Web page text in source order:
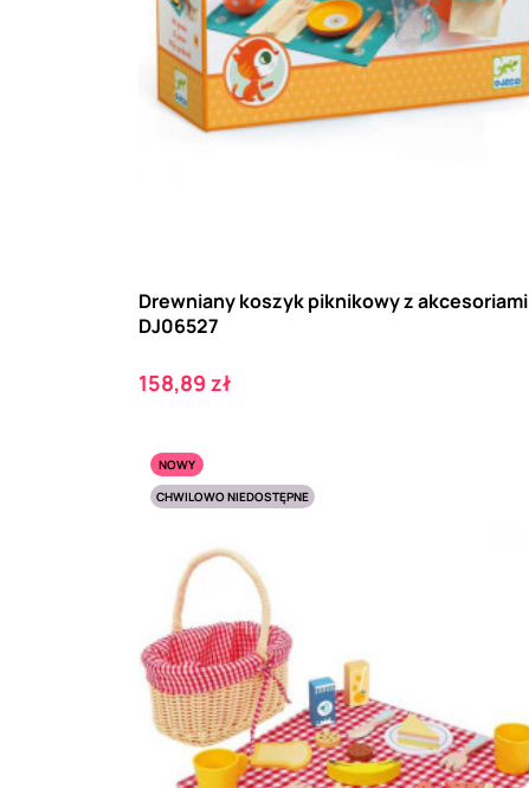
Drewniany koszyk piknikowy z akcesoriami
DJ06527
Cena
158,89 zł
NOWY
CHWILOWO NIEDOSTĘPNE